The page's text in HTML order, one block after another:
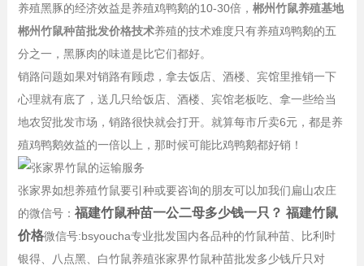
养殖黑豚的经济效益是养殖鸡鸭鹅的10-30倍， 郴州竹鼠养殖基地
郴州竹鼠种苗批发价格技术养殖的技术难度只有养殖鸡鸭鹅的五
分之一，黑豚肉的味道是比它们都好。
销路问题如果对销路有顾虑，拿去饭店、酒楼、宾馆里推销一下
心理就有底了，送几只给饭店、酒楼、宾馆老板吃、拿一些给当
地农贸批发市场，销路很快就会打开。就算每市斤卖6元，都是养
殖鸡鸭鹅效益的一倍以上，那时候可能比鸡鸭鹅都好销！
张家界如想养殖竹鼠要引种或要咨询的朋友可以加我们扁山农庄
的微信号： 福建竹鼠种苗一公二母多少钱一只？ 福建竹鼠
价格微信号:bsyoucha专业批发国内各品种的竹鼠种苗、比利时
银得、八点黑、白竹鼠养殖张家界竹鼠种苗批发多少钱斤只对